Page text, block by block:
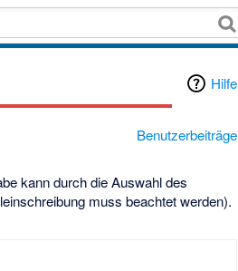
Hilfe
Benutzerbeiträge
kann durch die Auswahl des
muss beachtet werden).